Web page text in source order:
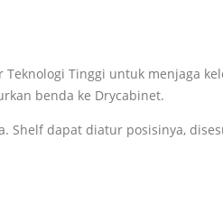
Tinggi untuk menjaga
benda ke Drycabinet.
Shelf dapat diatur posisinya,